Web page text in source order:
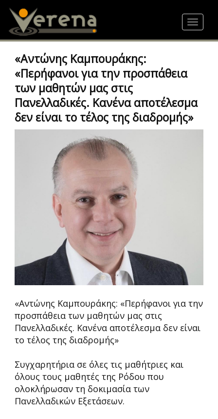
content
Toggle
«Αντώνης Καμπουράκης:
«Περήφανοι για την προσπάθεια
των μαθητών μας στις
Πανελλαδικές. Κανένα αποτέλεσμα
δεν είναι το τέλος της διαδρομής»
«Αντώνης Καμπουράκης: «Περήφανοι για την
προσπάθεια των μαθητών μας στις
Πανελλαδικές. Κανένα αποτέλεσμα δεν είναι
το τέλος της διαδρομής»
Συγχαρητήρια σε όλες τις μαθήτριες και
όλους τους μαθητές της Ρόδου που
ολοκλήρωσαν τη δοκιμασία των
Πανελλαδικών Εξετάσεων.